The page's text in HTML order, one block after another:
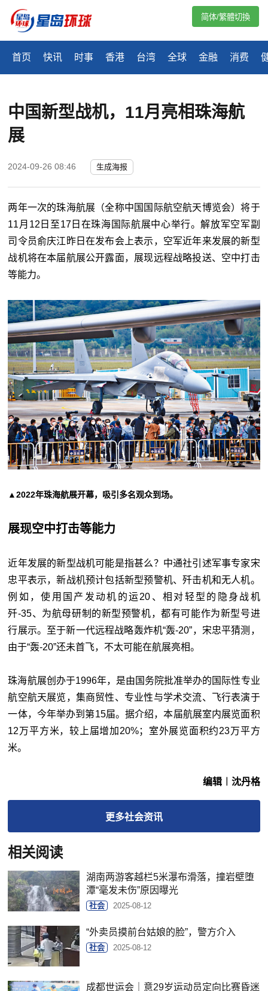
首页 快讯 时事 香港 台湾 全球 金融 消费
简体/繁體切換
中国新型战机，11月亮相珠海航
展
2024-09-26 08:46 生成海报
两年一次的珠海航展（全称中国国际航空航天博览会）将于
11月12日至17日在珠海国际航展中心举行。解放军空军副
司令员俞庆江昨日在发布会上表示，空军近年来发展的新型
战机将在本届航展公开露面，展现远程战略投送、空中打击
等能力。
▲2022年珠海航展开幕，吸引多名观众到场。
展现空中打击等能力
近年发展的新型战机可能是指甚么？中通社引述军事专家宋
忠平表示，新战机预计包括新型预警机、歼击机和无人机。
例如，使用国产发动机的运20、相对轻型的隐身战机
歼-35、为航母研制的新型预警机，都有可能作为新型号进
行展示。至于新一代远程战略轰炸机“轰-20”，宋忠平猜测，
由于“轰-20”还未首飞，不太可能在航展亮相。
珠海航展创办于1996年，是由国务院批准举办的国际性专业
航空航天展览，集商贸性、专业性与学术交流、飞行表演于
一体，今年举办到第15届。据介绍，本届航展室内展览面积
12万平方米，较上届增加20%；室外展览面积约23万平方
米。
编辑︱沈丹格
更多社会资讯
相关阅读
湖南两游客越栏5米瀑布滑落，撞岩壁堕
潭“毫发未伤”原因曝光
社会 2025-08-12
“外卖员摸前台姑娘的脸”，警方介入
社会 2025-08-12
成都世运会｜意29岁运动员定向比赛昏迷